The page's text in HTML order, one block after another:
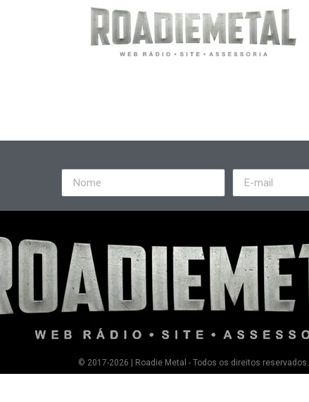
© 2017-2026 | Roadie Metal - Todos os direitos reservados.